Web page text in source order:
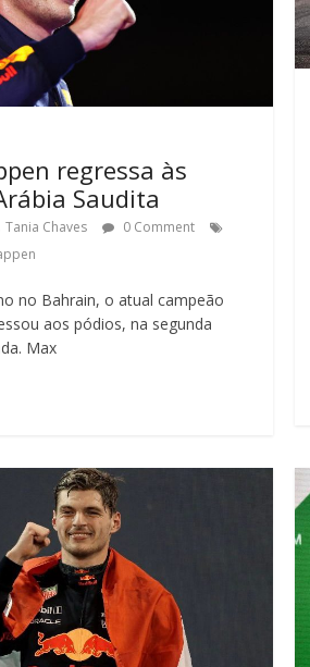
regressa às
Saudita
Tania Chaves
0 Comment
no Bahrain, o atual campeão
aos pódios, na segunda
Max